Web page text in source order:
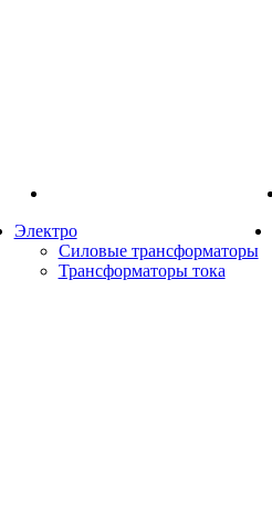
Электро
Силовые трансформаторы
Трансформаторы тока